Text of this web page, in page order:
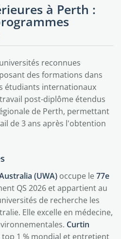
à Perth :
reconnues
des formations dans
étudiants internationaux
post-diplôme étendus
de Perth, permettant
de 3 ans après l'obtention
(UWA) occupe le77e
QS 2026 et appartient au
de recherche les
Elle excelle en médecine,
Curtin
1 % mondial et entretient